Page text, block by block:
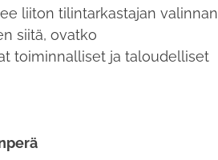
liiton tilintarkastajan valinnan
siitä, ovatko
toiminnalliset ja taloudelliset